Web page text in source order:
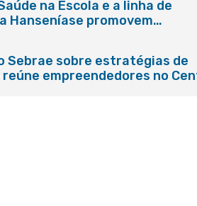
na Escola e a linha de
Hanseníase promovem
Sebrae sobre estratégias de
empreendedores no